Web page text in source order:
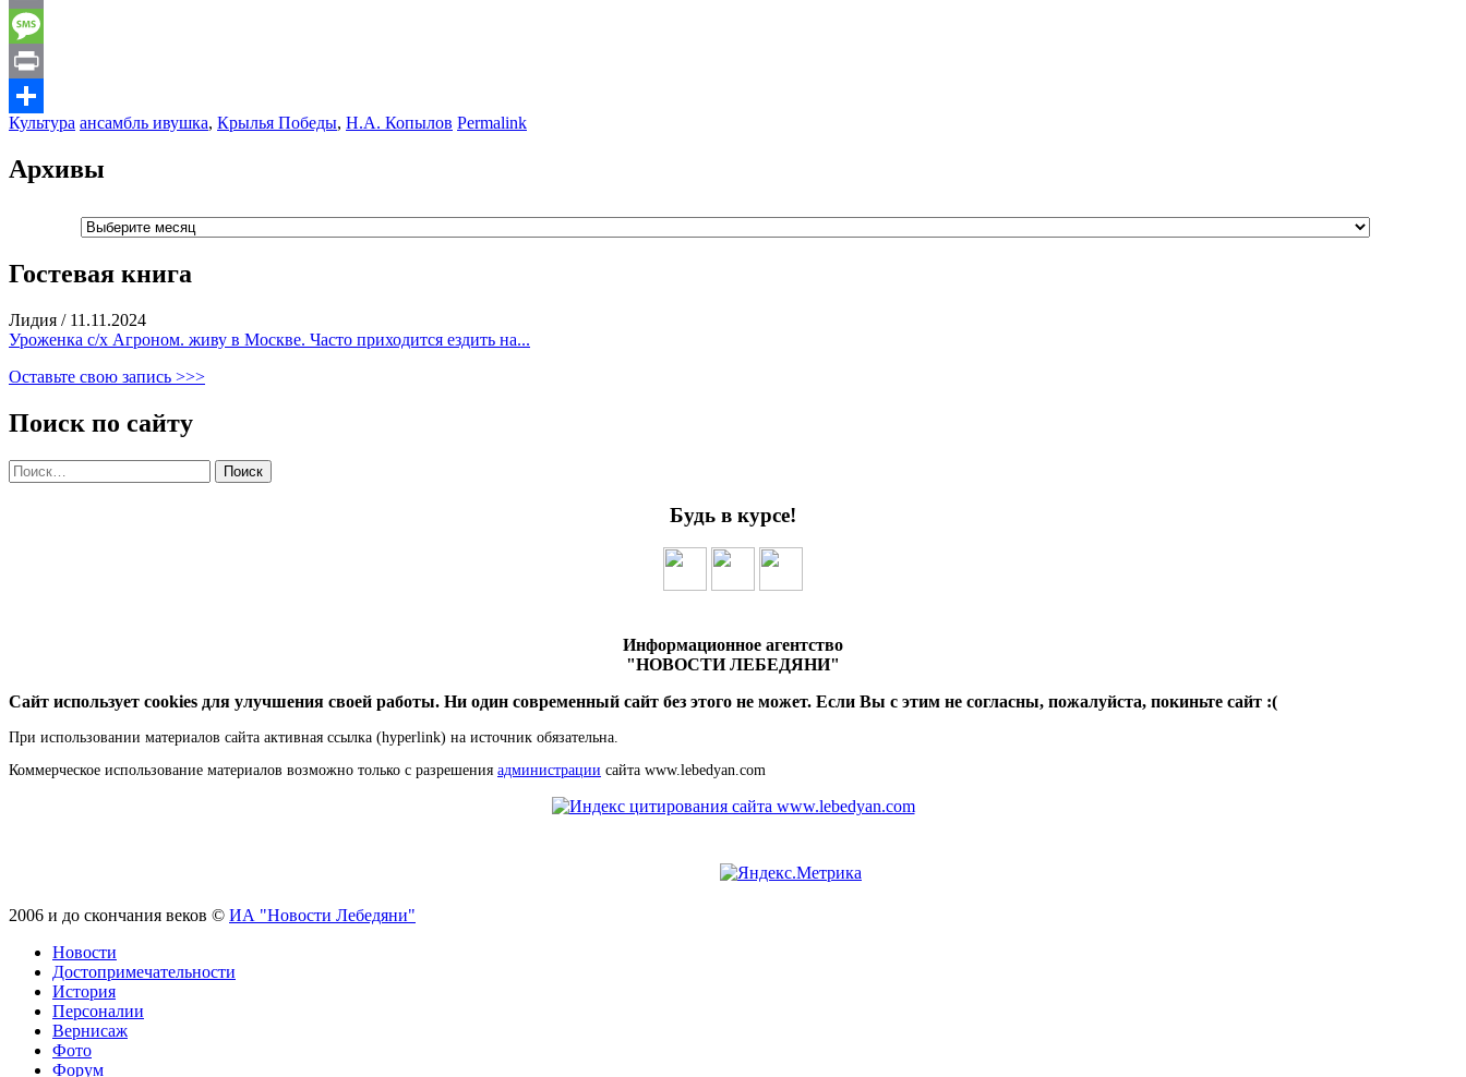
Email
Message
Print
Отправить
Культура ансамбль ивушка, Крылья Победы, Н.А. Копылов Permalink
Архивы
Гостевая книга
Лидия / 11.11.2024
Уроженка с/х Агроном. живу в Москве. Часто приходится ездить на...
Оставьте свою запись >>>
Поиск по сайту
Найти:
Будь в курсе!
Информационное агентство
"НОВОСТИ ЛЕБЕДЯНИ"
Сайт использует cookies для улучшения своей работы. Ни один современный сайт без этого не может. Если Вы с этим не согласны, пожалуйста, покиньте сайт :(
При использовании материалов сайта активная ссылка (hyperlink) на источник обязательна.
Коммерческое использование материалов возможно только с разрешения администрации сайта www.lebedyan.com
2006 и до скончания веков © ИА "Новости Лебедяни"
Новости
Достопримечательности
История
Персоналии
Вернисаж
Фото
Форум